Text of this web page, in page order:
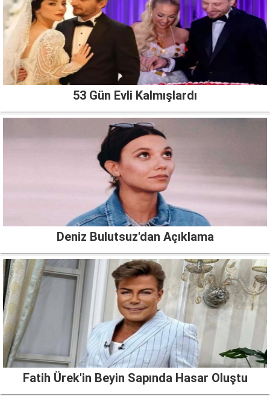
53 Gün Evli Kalmışlardı
Deniz Bulutsuz'dan Açıklama
Fatih Ürek'in Beyin Sapında Hasar Oluştu